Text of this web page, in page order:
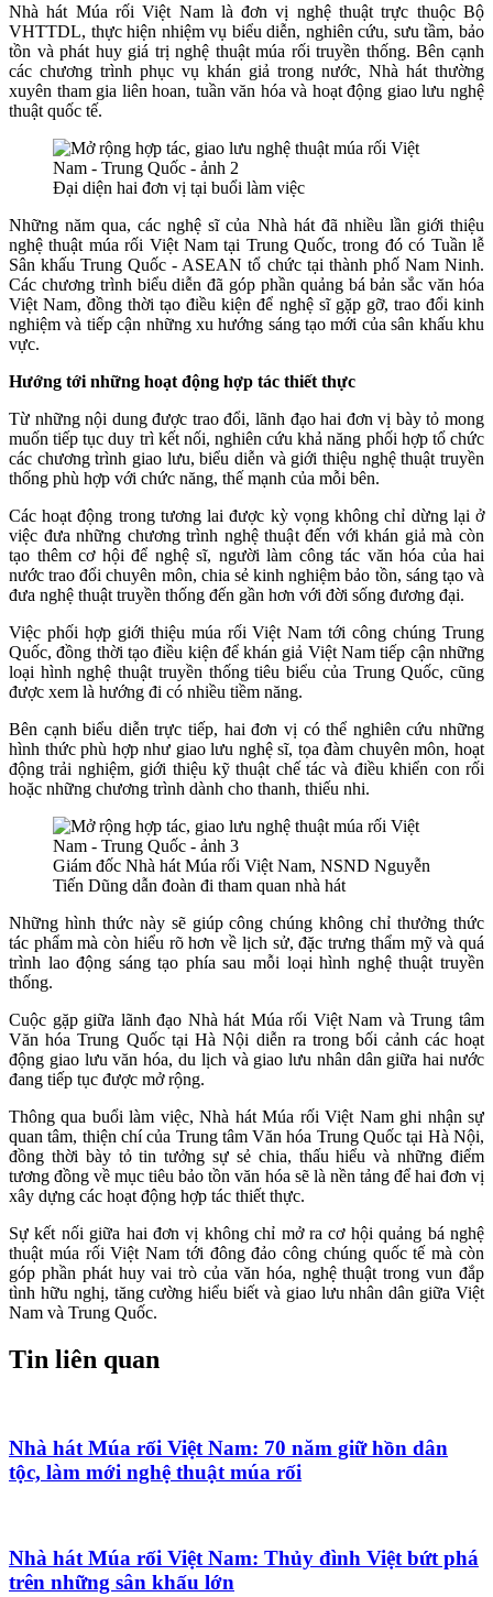
Nhà hát Múa rối Việt Nam là đơn vị nghệ thuật trực thuộc Bộ
VHTTDL, thực hiện nhiệm vụ biểu diễn, nghiên cứu, sưu tầm, bảo
tồn và phát huy giá trị nghệ thuật múa rối truyền thống. Bên cạnh
các chương trình phục vụ khán giả trong nước, Nhà hát thường
xuyên tham gia liên hoan, tuần văn hóa và hoạt động giao lưu nghệ
thuật quốc tế.
Đại diện hai đơn vị tại buổi làm việc
Những năm qua, các nghệ sĩ của Nhà hát đã nhiều lần giới thiệu
nghệ thuật múa rối Việt Nam tại Trung Quốc, trong đó có Tuần lễ
Sân khấu Trung Quốc - ASEAN tổ chức tại thành phố Nam Ninh.
Các chương trình biểu diễn đã góp phần quảng bá bản sắc văn hóa
Việt Nam, đồng thời tạo điều kiện để nghệ sĩ gặp gỡ, trao đổi kinh
nghiệm và tiếp cận những xu hướng sáng tạo mới của sân khấu khu
vực.
Hướng tới những hoạt động hợp tác thiết thực
Từ những nội dung được trao đổi, lãnh đạo hai đơn vị bày tỏ mong
muốn tiếp tục duy trì kết nối, nghiên cứu khả năng phối hợp tổ chức
các chương trình giao lưu, biểu diễn và giới thiệu nghệ thuật truyền
thống phù hợp với chức năng, thế mạnh của mỗi bên.
Các hoạt động trong tương lai được kỳ vọng không chỉ dừng lại ở
việc đưa những chương trình nghệ thuật đến với khán giả mà còn
tạo thêm cơ hội để nghệ sĩ, người làm công tác văn hóa của hai
nước trao đổi chuyên môn, chia sẻ kinh nghiệm bảo tồn, sáng tạo và
đưa nghệ thuật truyền thống đến gần hơn với đời sống đương đại.
Việc phối hợp giới thiệu múa rối Việt Nam tới công chúng Trung
Quốc, đồng thời tạo điều kiện để khán giả Việt Nam tiếp cận những
loại hình nghệ thuật truyền thống tiêu biểu của Trung Quốc, cũng
được xem là hướng đi có nhiều tiềm năng.
Bên cạnh biểu diễn trực tiếp, hai đơn vị có thể nghiên cứu những
hình thức phù hợp như giao lưu nghệ sĩ, tọa đàm chuyên môn, hoạt
động trải nghiệm, giới thiệu kỹ thuật chế tác và điều khiển con rối
hoặc những chương trình dành cho thanh, thiếu nhi.
Giám đốc Nhà hát Múa rối Việt Nam, NSND Nguyễn
Tiến Dũng dẫn đoàn đi tham quan nhà hát
Những hình thức này sẽ giúp công chúng không chỉ thưởng thức
tác phẩm mà còn hiểu rõ hơn về lịch sử, đặc trưng thẩm mỹ và quá
trình lao động sáng tạo phía sau mỗi loại hình nghệ thuật truyền
thống.
Cuộc gặp giữa lãnh đạo Nhà hát Múa rối Việt Nam và Trung tâm
Văn hóa Trung Quốc tại Hà Nội diễn ra trong bối cảnh các hoạt
động giao lưu văn hóa, du lịch và giao lưu nhân dân giữa hai nước
đang tiếp tục được mở rộng.
Thông qua buổi làm việc, Nhà hát Múa rối Việt Nam ghi nhận sự
quan tâm, thiện chí của Trung tâm Văn hóa Trung Quốc tại Hà Nội,
đồng thời bày tỏ tin tưởng sự sẻ chia, thấu hiểu và những điểm
tương đồng về mục tiêu bảo tồn văn hóa sẽ là nền tảng để hai đơn vị
xây dựng các hoạt động hợp tác thiết thực.
Sự kết nối giữa hai đơn vị không chỉ mở ra cơ hội quảng bá nghệ
thuật múa rối Việt Nam tới đông đảo công chúng quốc tế mà còn
góp phần phát huy vai trò của văn hóa, nghệ thuật trong vun đắp
tình hữu nghị, tăng cường hiểu biết và giao lưu nhân dân giữa Việt
Nam và Trung Quốc.
Tin liên quan
Nhà hát Múa rối Việt Nam: 70 năm giữ hồn dân
tộc, làm mới nghệ thuật múa rối
Nhà hát Múa rối Việt Nam: Thủy đình Việt bứt phá
trên những sân khấu lớn